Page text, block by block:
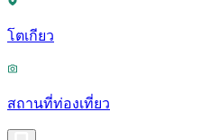
โตเกียว
สถานที่ท่องเที่ยว